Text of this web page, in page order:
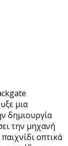
μια
δημιουργία
την μηχανή
οπτικά